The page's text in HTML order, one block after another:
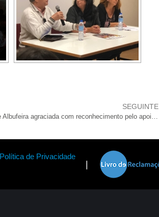
SEGUINTE
Misericórdia de Albufeira agraciada com reconhecimento pelo apoio prestado nos incêndios em Monchique
Política de Privacidade
|